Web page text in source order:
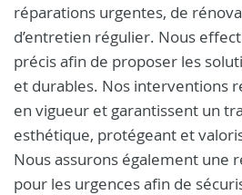
réparations urgentes, de
d’entretien régulier. Nous
précis afin de proposer les
et durables. Nos interventions
en vigueur et garantissent un
esthétique, protégeant et
Nous assurons également une
pour les urgences afin de